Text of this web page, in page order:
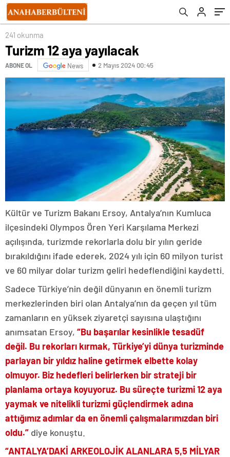
241 okunma
Turizm 12 aya yayılacak
ABONE OL News 2 Mayıs 2024 00:45
Kültür ve Turizm Bakanı Ersoy, Antalya’nın Kumluca
ilçesindeki Olympos Ören Yeri Karşılama Merkezi
açılışında, turizmde rekorlarla dolu bir yılın geride
bırakıldığını ifade ederek, 2024 yılı için 60 milyon turist
ve 60 milyar dolar turizm geliri hedeflendiğini kaydetti.
Sadece Türkiye’nin değil dünyanın en önemli turizm
merkezlerinden biri olan Antalya’nın da geçen yıl tüm
zamanların en yüksek ziyaretçi sayısına ulaştığını
anımsatan Ersoy, “Bu başarılar kesinlikle tesadüf
değil. Bu rekorları kırmak, Türkiye’yi dünya turizminde
parlayan bir yıldız haline getirmek elbette kolay
olmuyor. Biz hedefleri belirlerken bir strateji bir
planlama ortaya koyuyoruz. Bu süreçte turizmi 12 aya
yaymak ve nitelikli turizmi güçlendirmek adına
attığımız adımlar da en önemli çalışmalarımızdan biri
oldu.” diye konuştu.
“ANTALYA’DAKİ ARKEOLOJİK ALANLARA 5,5 MİLYAR